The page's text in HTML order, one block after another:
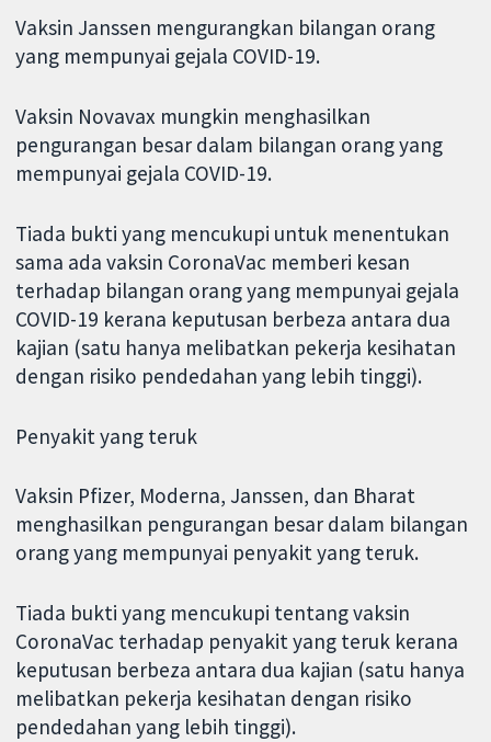
Vaksin Janssen mengurangkan bilangan orang
yang mempunyai gejala COVID-19.
Vaksin Novavax mungkin menghasilkan
pengurangan besar dalam bilangan orang yang
mempunyai gejala COVID-19.
Tiada bukti yang mencukupi untuk menentukan
sama ada vaksin CoronaVac memberi kesan
terhadap bilangan orang yang mempunyai gejala
COVID-19 kerana keputusan berbeza antara dua
kajian (satu hanya melibatkan pekerja kesihatan
dengan risiko pendedahan yang lebih tinggi).
Penyakit yang teruk
Vaksin Pfizer, Moderna, Janssen, dan Bharat
menghasilkan pengurangan besar dalam bilangan
orang yang mempunyai penyakit yang teruk.
Tiada bukti yang mencukupi tentang vaksin
CoronaVac terhadap penyakit yang teruk kerana
keputusan berbeza antara dua kajian (satu hanya
melibatkan pekerja kesihatan dengan risiko
pendedahan yang lebih tinggi).